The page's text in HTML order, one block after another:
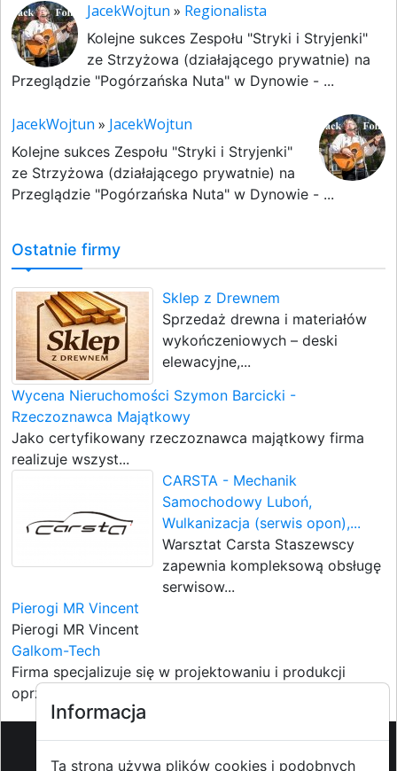
JacekWojtun » Regionalista
Kolejne sukces Zespołu "Stryki i Stryjenki"
ze Strzyżowa (działającego prywatnie) na
Przeglądzie "Pogórzańska Nuta" w Dynowie - ...
JacekWojtun » JacekWojtun
Kolejne sukces Zespołu "Stryki i Stryjenki"
ze Strzyżowa (działającego prywatnie) na
Przeglądzie "Pogórzańska Nuta" w Dynowie - ...
Ostatnie firmy
Sklep z Drewnem
Sprzedaż drewna i materiałów
wykończeniowych – deski
elewacyjne,...
Wycena Nieruchomości Szymon Barcicki -
Rzeczoznawca Majątkowy
Jako certyfikowany rzeczoznawca majątkowy firma
realizuje wszyst...
CARSTA - Mechanik
Samochodowy Luboń,
Wulkanizacja (serwis opon),...
Warsztat Carsta Staszewscy
zapewnia kompleksową obsługę
serwisow...
Pierogi MR Vincent
Pierogi MR Vincent
Galkom-Tech
Firma specjalizuje się w projektowaniu i produkcji
oprzyrządowan...
Informacja
Ta strona używa plików cookies i podobnych